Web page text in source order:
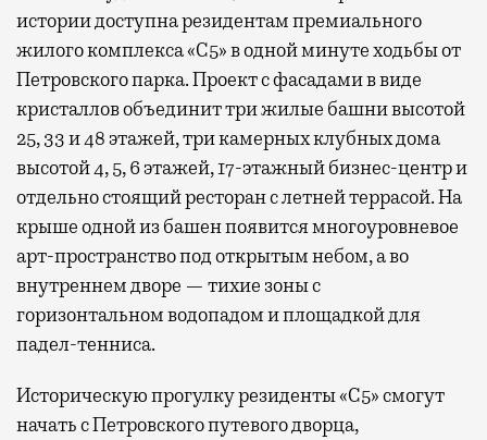
истории доступна резидентам премиального
жилого комплекса «С5»в одной минуте ходьбы от
Петровского парка. Проект с фасадами в виде
кристаллов объединит три жилые башни высотой
25, 33 и 48 этажей, три камерных клубных дома
высотой 4, 5, 6 этажей, 17-этажный бизнес-центр и
отдельно стоящий ресторан с летней террасой. На
крыше одной из башен появится многоуровневое
арт-пространство под открытым небом, а во
внутреннем дворе — тихие зоны с
горизонтальном водопадом и площадкой для
падел-тенниса.
Историческую прогулку резиденты «С5» смогут
начать с Петровского путевого дворца,